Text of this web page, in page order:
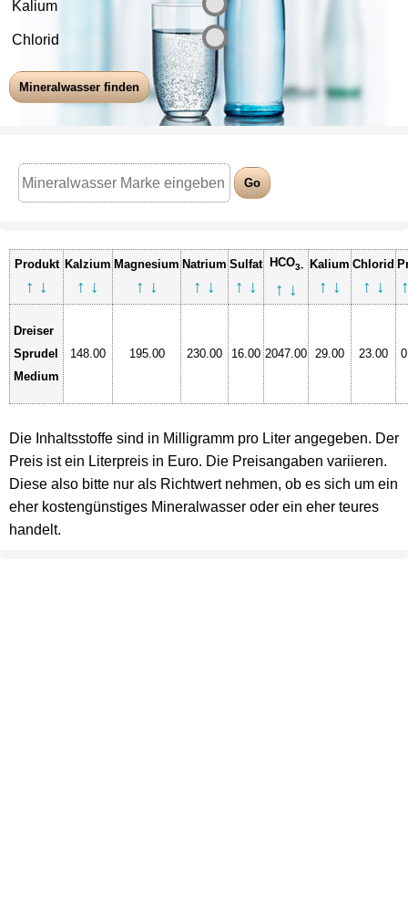
Kalium
Chlorid
Produkt
↑ ↓
Kalzium
↑ ↓
Magnesium
↑ ↓
Natrium
↑ ↓
Sulfat
↑ ↓
HCO3-
↑ ↓
Kalium
↑ ↓
Chlorid
↑ ↓
Dreiser
Sprudel
Medium
148.00 195.00 230.00 16.00 2047.00 29.00 23.00
Die Inhaltsstoffe sind in Milligramm pro Liter angegeben. Der
Preis ist ein Literpreis in Euro. Die Preisangaben variieren.
Diese also bitte nur als Richtwert nehmen, ob es sich um ein
eher kostengünstiges Mineralwasser oder ein eher teures
handelt.